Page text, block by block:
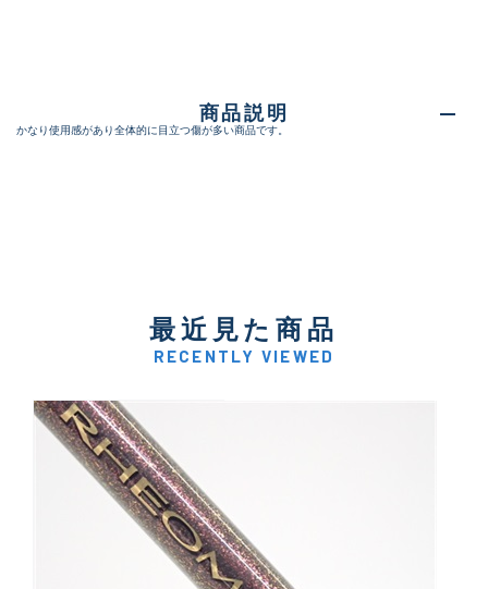
商品説明
かなり使用感があり全体的に目立つ傷が多い商品です。
最近見た商品
RECENTLY VIEWED